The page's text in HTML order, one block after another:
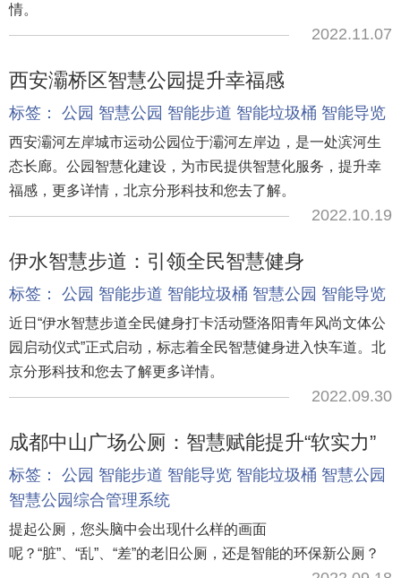
情。
2022.11.07
西安灞桥区智慧公园提升幸福感
标签： 公园 智慧公园 智能步道 智能垃圾桶 智能导览
西安灞河左岸城市运动公园位于灞河左岸边，是一处滨河生
态长廊。公园智慧化建设，为市民提供智慧化服务，提升幸
福感，更多详情，北京分形科技和您去了解。
2022.10.19
伊水智慧步道：引领全民智慧健身
标签： 公园 智能步道 智能垃圾桶 智慧公园 智能导览
近日“伊水智慧步道全民健身打卡活动暨洛阳青年风尚文体公
园启动仪式”正式启动，标志着全民智慧健身进入快车道。北
京分形科技和您去了解更多详情。
2022.09.30
成都中山广场公厕：智慧赋能提升“软实力”
标签： 公园 智能步道 智能导览 智能垃圾桶 智慧公园
智慧公园综合管理系统
提起公厕，您头脑中会出现什么样的画面
呢？“脏”、“乱”、“差”的老旧公厕，还是智能的环保新公厕？